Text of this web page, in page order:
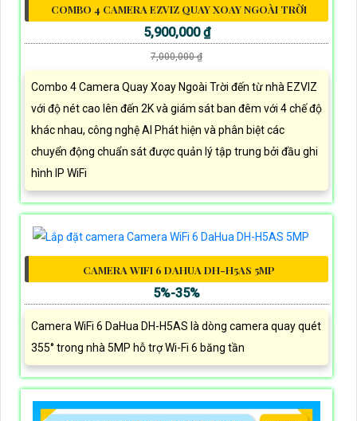
COMBO 4 CAMERA EZVIZ QUAY XOAY NGOÀI TRỜI
5,900,000 ₫
7,000,000 ₫
Combo 4 Camera Quay Xoay Ngoài Trời đến từ nhà EZVIZ
với độ nét cao lên đến 2K và giám sát ban đêm với 4 chế độ
khác nhau, công nghệ AI Phát hiện và phân biệt các
chuyển động chuẩn sát được quản lý tập trung bởi đầu ghi
hình IP WiFi
CAMERA WIFI 6 DAHUA DH-H5AS 5MP
5%-35%
Camera WiFi 6 DaHua DH-H5AS là dòng camera quay quét
355° trong nhà 5MP hỗ trợ Wi-Fi 6 băng tần